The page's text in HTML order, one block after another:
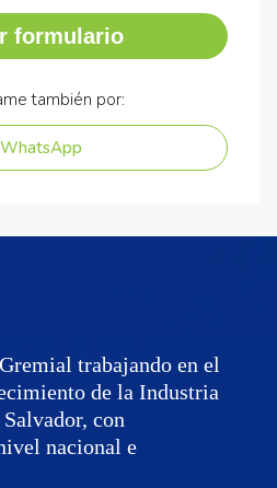
formulario
también por:
WhatsApp
trabajando en el
de la Industria
con
nacional e